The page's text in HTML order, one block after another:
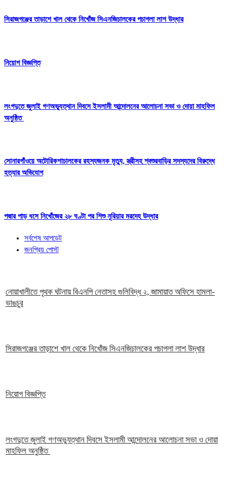
সিরাজগঞ্জের তাড়াশে খাল থেকে নিখোঁজ সিএনজিচালকের পচাগলা লাশ উদ্ধার
নিয়োগ বিজ্ঞপ্তি
লংগদুতে জুলাই গণঅভ্যুত্থান দিবসে ইসলামী আন্দোলনের আলোচনা সভা ও দোয়া মাহফিল
অনুষ্ঠিত
সোনারগাঁওয়ে অটোরিকশাচালকের রহস্যজনক মৃত্যু, স্ত্রীসহ শ্বশুরবাড়ির সদস্যদের বিরুদ্ধে
হত্যার অভিযোগ
পদ্মার পাড় ধসে নিখোঁজের ২৮ ঘণ্টা পর শিশু নূরিয়ার মরদেহ উদ্ধার
সর্বশেষ আপডেট
জনপ্রিয় পোস্ট
নোয়াখালীতে পৃথক ঘটনায় বিএনপি নেতাসহ গুলিবিদ্ধ ২, জামায়াত অফিসে হামলা-
ভাঙচুর
সিরাজগঞ্জের তাড়াশে খাল থেকে নিখোঁজ সিএনজিচালকের পচাগলা লাশ উদ্ধার
নিয়োগ বিজ্ঞপ্তি
লংগদুতে জুলাই গণঅভ্যুত্থান দিবসে ইসলামী আন্দোলনের আলোচনা সভা ও দোয়া
মাহফিল অনুষ্ঠিত